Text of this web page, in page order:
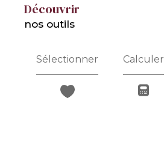
découvrir
nos outils
Sélectionner Calculer